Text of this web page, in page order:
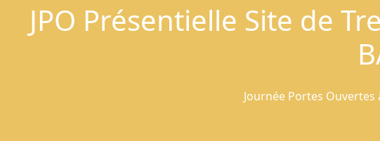
JPO Présentielle Site de
Journée Portes Ouvertes